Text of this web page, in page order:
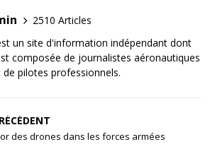
2510 Articles
un site d'information indépendant dont
composée de journalistes aéronautiques
de pilotes professionnels.
des drones dans les forces armées